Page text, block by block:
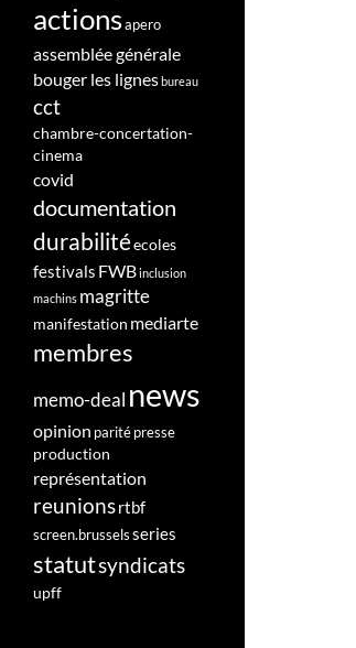
actionsapero
assemblée générale
bouger les lignesbureau
cct
chambre-concertation-
cinema
covid
documentation
durabilitéecoles
festivals FWBinclusion
machins magritte
manifestation mediarte
membres
memo-deal news
opinion parité presse
production
représentation
reunionsrtbf
screen.brussels series
statutsyndicats
upff